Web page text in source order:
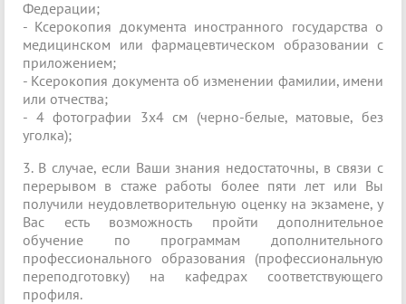
Федерации;
- Ксерокопия документа иностранного государства о
медицинском или фармацевтическом образовании с
приложением;
- Ксерокопия документа об изменении фамилии, имени
или отчества;
- 4 фотографии 3x4 см (черно-белые, матовые, без
уголка);
3. В случае, если Ваши знания недостаточны, в связи с
перерывом в стаже работы более пяти лет или Вы
получили неудовлетворительную оценку на экзамене, у
Вас есть возможность пройти дополнительное
обучение по программам дополнительного
профессионального образования (профессиональную
переподготовку) на кафедрах соответствующего
профиля.